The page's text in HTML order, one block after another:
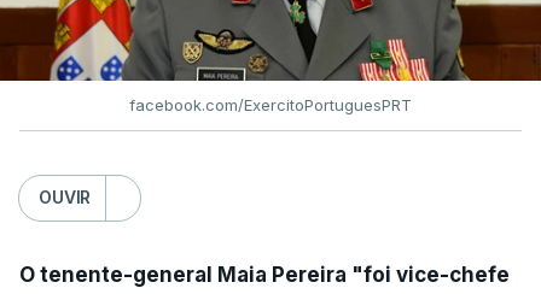
facebook.com/ExercitoPortuguesPRT
OUVIR
O tenente-general Maia Pereira "foi vice-chefe